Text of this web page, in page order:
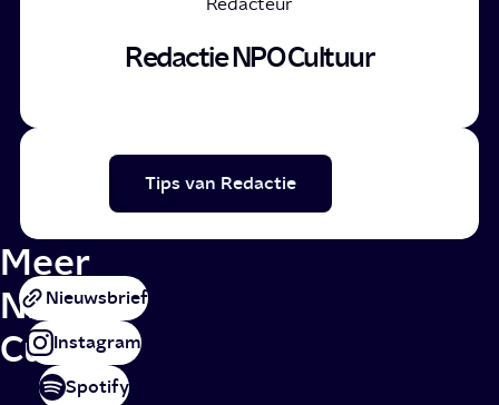
Redactie NPO Cultuur
Tips van Redactie
Meer
NPO
Cultuur
Nieuwsbrief
Instagram
Spotify